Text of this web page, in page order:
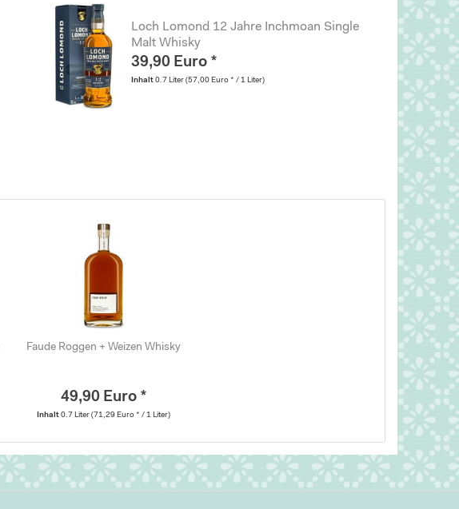
Loch Lomond 12 Jahre Inchmoan Single
Malt Whisky
39,90 Euro *
Inhalt 0.7 Liter (57,00 Euro * / 1 Liter)
Faude Roggen + Weizen Whisky
49,90 Euro *
Inhalt0.7 Liter(71,29 Euro * / 1 Liter)